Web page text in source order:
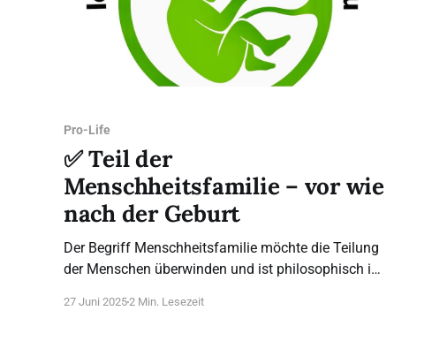
Pro-Life
✅ Teil der
Menschheitsfamilie – vor wie
nach der Geburt
Der Begriff Menschheitsfamilie möchte die Teilung
der Menschen überwinden und ist philosophisch im
27 Juni 20252 Min. Lesezeit